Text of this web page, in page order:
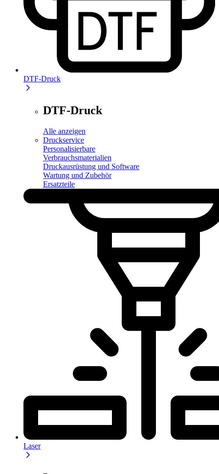
DTF-Druck
DTF-Druck
Alle anzeigen
Druckservice
Personalisierbare
Verbrauchsmaterialien
Druckausrüstung und Software
Wartung und Zubehör
Ersatzteile
Laser